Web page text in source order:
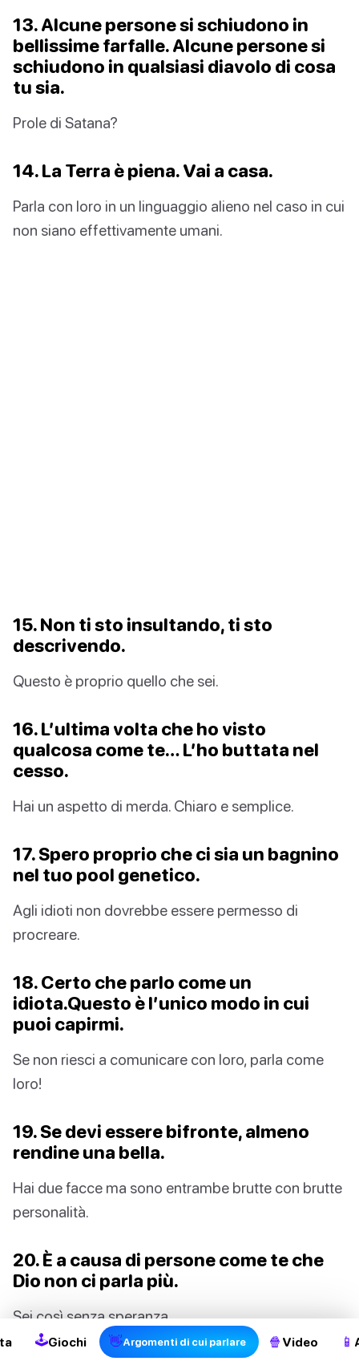
13. Alcune persone si schiudono in
bellissime farfalle. Alcune persone si
schiudono in qualsiasi diavolo di cosa
tu sia.
Prole di Satana?
14. La Terra è piena. Vai a casa.
Parla con loro in un linguaggio alieno nel caso in cui
non siano effettivamente umani.
15. Non ti sto insultando, ti sto
descrivendo.
Questo è proprio quello che sei.
16. L’ultima volta che ho visto
qualcosa come te… L’ho buttata nel
cesso.
Hai un aspetto di merda. Chiaro e semplice.
17. Spero proprio che ci sia un bagnino
nel tuo pool genetico.
Agli idioti non dovrebbe essere permesso di
procreare.
18. Certo che parlo come un
idiota.Questo è l’unico modo in cui
puoi capirmi.
Se non riesci a comunicare con loro, parla come
loro!
19. Se devi essere bifronte, almeno
rendine una bella.
Hai due facce ma sono entrambe brutte con brutte
personalità.
20. È a causa di persone come te che
Dio non ci parla più.
Sei così senza speranza.
🕹Giochi 👋Argomenti di cui parlare 🍿 Video 📱